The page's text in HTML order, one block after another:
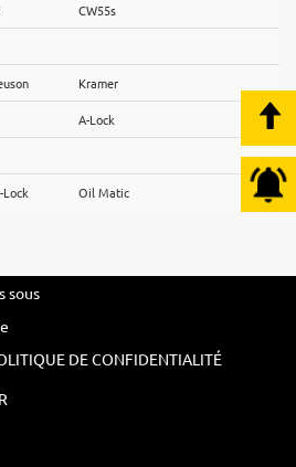
CW55s
Kramer
A-Lock
Oil Matic
sous
DE CONFIDENTIALITÉ